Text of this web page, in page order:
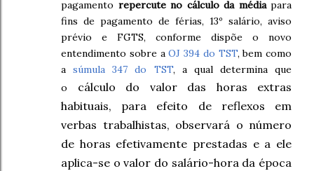
pagamento repercute no cálculo da médiapara
fins de pagamento de férias, 13º salário, aviso
prévio e FGTS, conforme dispõe o novo
entendimento sobre aOJ 394 do TST, bem como
asúmula 347 do TST, a qual determina que
o
cálculo do valor das horas extras
habituais, para efeito de reflexos em
verbas trabalhistas, observará o número
de horas efetivamente prestadas e a ele
aplica-se o valor do salário-hora da época